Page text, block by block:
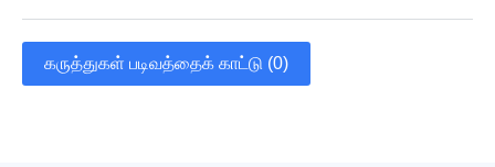
கருத்துகள் படிவத்தைக் காட்டு (0)